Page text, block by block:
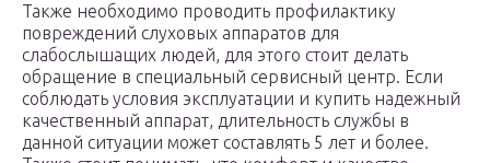
Также необходимо проводить профилактику
повреждений слуховых аппаратов для
слабослышащих людей, для этого стоит делать
обращение в специальный сервисный центр. Если
соблюдать условия эксплуатации и купить надежный
качественный аппарат, длительность службы в
данной ситуации может составлять 5 лет и более.